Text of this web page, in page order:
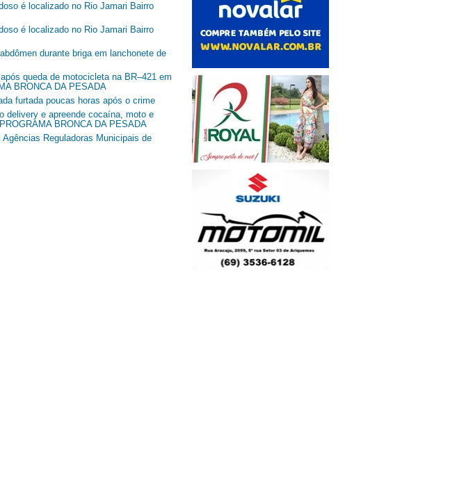
é localizado no Rio Jamari Bairro
é localizado no Rio Jamari Bairro
durante briga em lanchonete de
queda de motocicleta na BR–421 em
BRONCA DA PESADA
furtada poucas horas após o crime
delivery e apreende cocaína, moto e
BRONCA DA PESADA
Reguladoras Municipais de